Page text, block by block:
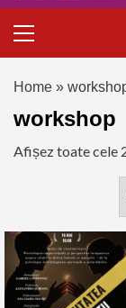
Home »
workshop
Afișez toate cele